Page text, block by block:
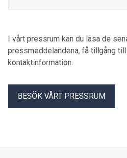
I vårt pressrum kan du läsa de
pressmeddelandena, få tillgång
kontaktinformation.
BESÖK VÅRT PRESSRUM